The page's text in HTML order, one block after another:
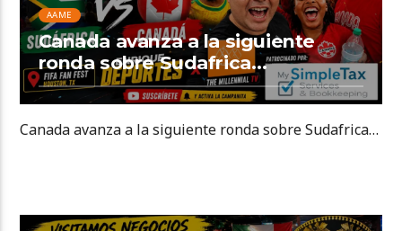
AAME
Canada avanza a la siguiente
ronda sobre Sudafrica…
Canada avanza a la siguiente ronda sobre Sudafrica…